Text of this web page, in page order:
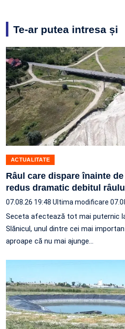
Te-ar putea intresa și
ACTUALITATE
Râul care dispare înainte
redus dramatic debitul
07.08.26 19:48 Ultima modificare
Seceta afectează tot mai puternic
Slănicul, unul dintre cei mai
aproape că nu mai ajunge…